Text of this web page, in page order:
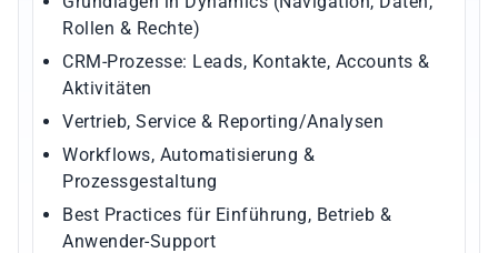
Rollen & Rechte)
CRM-Prozesse: Leads, Kontakte, Accounts &
Aktivitäten
Vertrieb, Service & Reporting/Analysen
Workflows, Automatisierung &
Prozessgestaltung
Best Practices für Einführung, Betrieb &
Anwender-Support